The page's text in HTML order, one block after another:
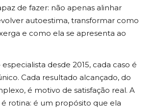
de fazer: não apenas alinhar
autoestima, transformar como
e como ela se apresenta ao
desde 2015, cada caso é
Cada resultado alcançado, do
é motivo de satisfação real. A
rotina: é um propósito que ela